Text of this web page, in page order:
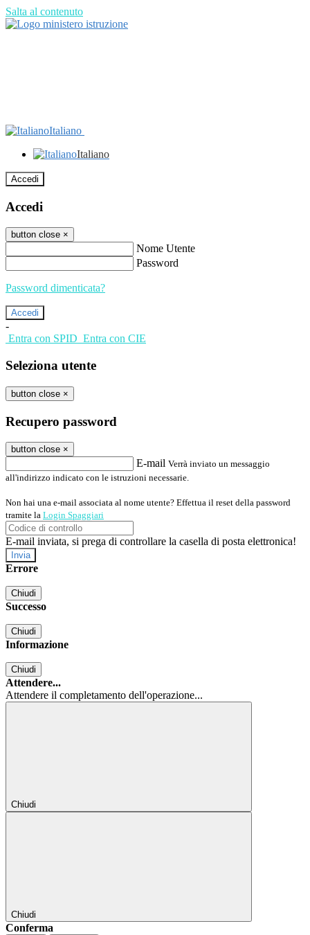
Salta al contenuto
Italiano
Italiano
Accedi
Accedi
button close ×
Nome Utente
Password
Password dimenticata?
-
Entra con SPID Entra con CIE
Seleziona utente
button close ×
Recupero password
button close ×
E-mail Verrà inviato un messaggio
all'indirizzo indicato con le istruzioni necessarie.
Non hai una e-mail associata al nome utente? Effettua il reset della password
tramite la Login Spaggiari
E-mail inviata, si prega di controllare la casella di posta elettronica!
Errore
Chiudi
Successo
Chiudi
Informazione
Chiudi
Attendere...
Attendere il completamento dell'operazione...
Chiudi
Chiudi
Conferma